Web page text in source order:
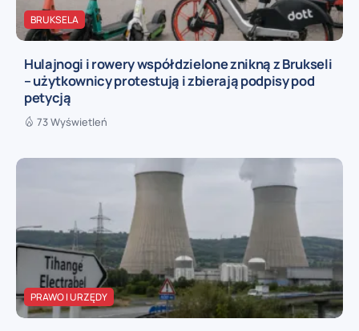
BRUKSELA
Hulajnogi i rowery współdzielone znikną z Brukseli
– użytkownicy protestują i zbierają podpisy pod
petycją
73 Wyświetleń
PRAWO I URZĘDY